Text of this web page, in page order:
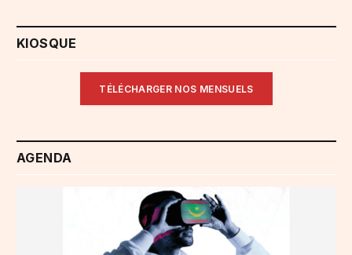
KIOSQUE
TÉLÉCHARGER NOS MENSUELS
AGENDA